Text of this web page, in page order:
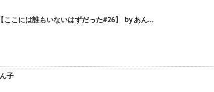
ここには誰もいないはずだった#26】 by あん…
子